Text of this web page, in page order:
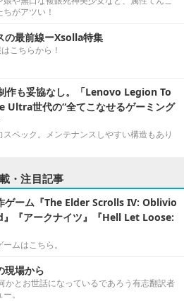
がアツい！
の最前線ーXsolla特集
こちらから！
作も妥協なし。「Lenovo Legion To
Ultra世代の“全てこなせるゲーミング
ペック。メンテナンスしやすい構造もあり
・注目記事
ゲーム『The Elder Scrolls IV: Oblivio
『アークナイツ』『Hell Let Loose:
ムはこちら。
現場から
かとお世話になっているであろう有志翻訳者
。